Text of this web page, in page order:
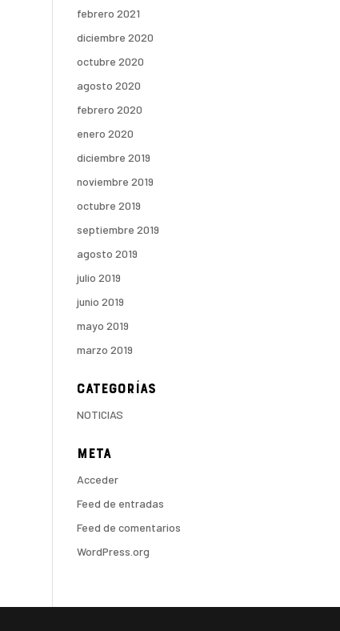
febrero 2021
diciembre 2020
octubre 2020
agosto 2020
febrero 2020
enero 2020
diciembre 2019
noviembre 2019
octubre 2019
septiembre 2019
agosto 2019
julio 2019
junio 2019
mayo 2019
marzo 2019
Categorías
NOTICIAS
Meta
Acceder
Feed de entradas
Feed de comentarios
WordPress.org